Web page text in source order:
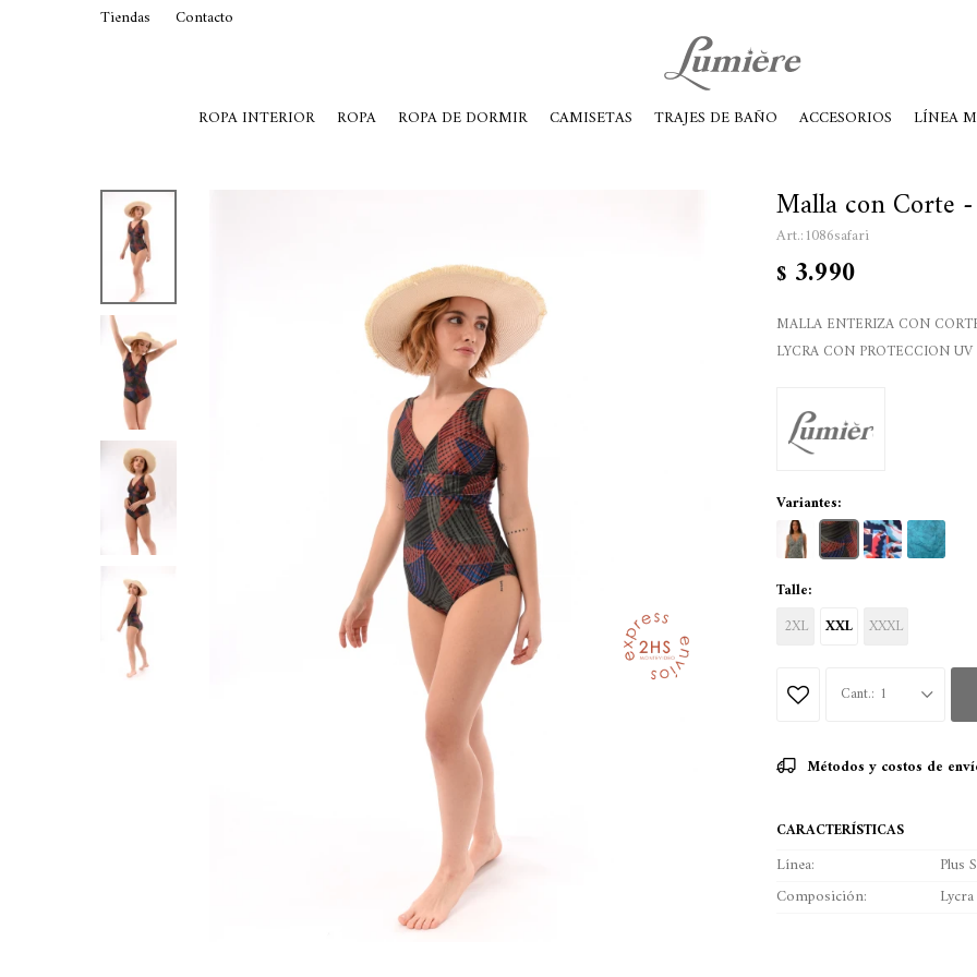
ROPA INTERIOR ROPA ROPA DE DORMIR CAMISETAS TRAJES DE BAÑO ACCESORIOS LÍNEA
Tiendas Contacto
Malla con Corte
1086safari
$ 3.990
MALLA ENTERIZA CON
LYCRA CON PROTECCION
Variantes:
Talle:
2XL
XXL XXXL
1
Métodos y costos de
CARACTERÍSTICAS
Línea
Plus
Composición
Lycra